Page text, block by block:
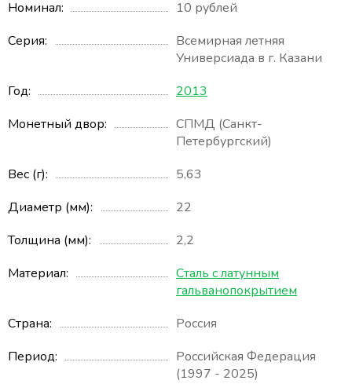
Номинал
10 рублей
Серия
Всемирная летняя
Универсиада в г. Казани
Год
2013
Монетный двор
СПМД (Санкт-
Петербургский)
Вес (г)
5,63
Диаметр (мм)
22
Толщина (мм)
2,2
Материал
Сталь с латунным
гальванопокрытием
Страна
Россия
Период
Российская Федерация
(1997 - 2025)